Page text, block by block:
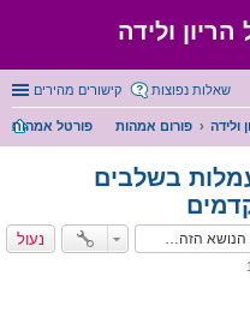
ולידה
קישורים מהירים שאלות נפוצות
פורטל אמהות פורום אמהות ולידה
בשלבים
נעול